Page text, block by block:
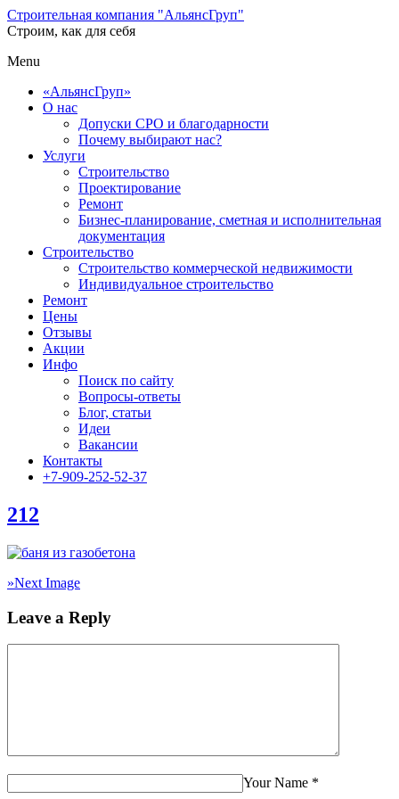
Строительная компания "АльянсГруп"
Строим, как для себя
Menu
«АльянсГруп»
О нас
Допуски СРО и благодарности
Почему выбирают нас?
Услуги
Строительство
Проектирование
Ремонт
Бизнес-планирование, сметная и исполнительная
документация
Строительство
Строительство коммерческой недвижимости
Индивидуальное строительство
Ремонт
Цены
Отзывы
Акции
Инфо
Поиск по сайту
Вопросы-ответы
Блог, статьи
Идеи
Вакансии
Контакты
+7-909-252-52-37
212
»Next Image
Leave a Reply
Your Name *